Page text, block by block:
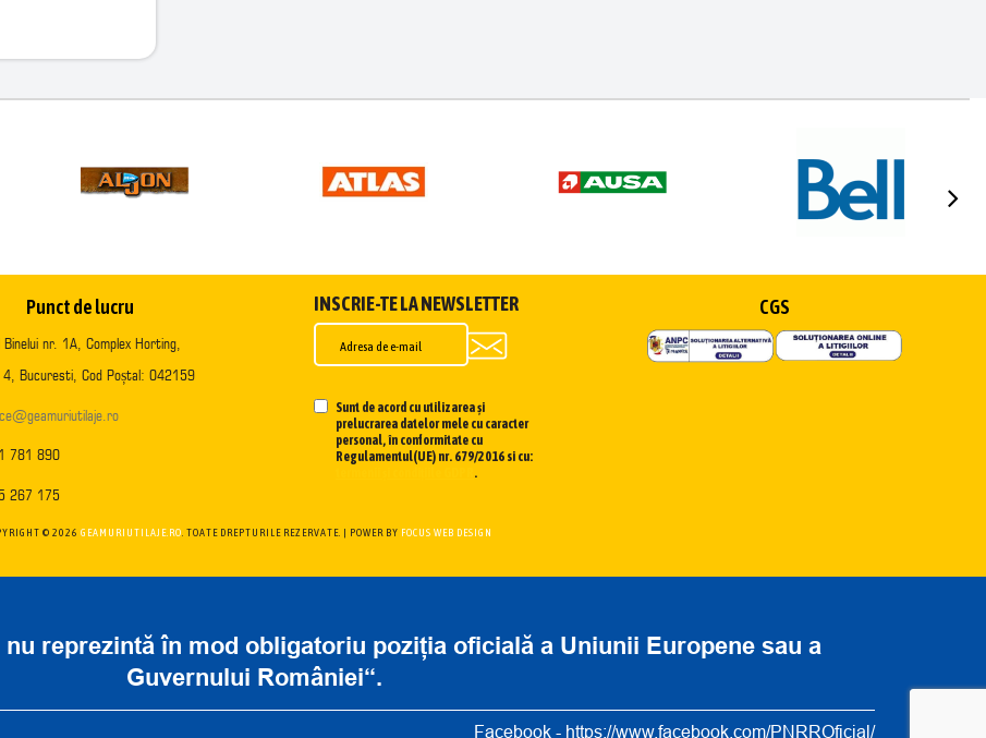
Punct de lucru
nr. 1A, Complex Horting,
Bucuresti, Cod Poștal: 042159
781 890
267 175
INSCRIE-TE LA NEWSLETTER
Sunt de acord cu utilizarea și
prelucrarea datelor mele cu caracter
personal, în conformitate cu
Regulamentul(UE) nr. 679/2016 si cu:
.
CGS
© 2026 GEAMURIUTILAJE.RO . TOATE DREPTURILE REZERVATE. | POWER BY FOCUS WEB DESIGN
reprezintă în mod obligatoriu poziția oficială a Uniunii Europene sau a
Guvernului României“.
Facebook - https://www.facebook.com/PNRROficial/